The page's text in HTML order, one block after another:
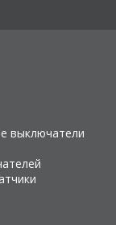
выключатели